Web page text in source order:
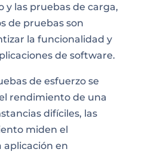
y las pruebas de carga,
de pruebas son
la funcionalidad y
de software.
de esfuerzo se
rendimiento de una
difíciles, las
miden el
en